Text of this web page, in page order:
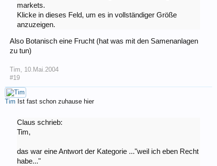
markets.
Klicke in dieses Feld, um es in vollständiger Größe
anzuzeigen.
Also Botanisch eine Frucht (hat was mit den Samenanlagen
zu tun)
Tim, 10.Mai.2004
#19
Tim Ist fast schon zuhause hier
Claus schrieb:
Tim,
das war eine Antwort der Kategorie ..."weil ich eben Recht
habe..."